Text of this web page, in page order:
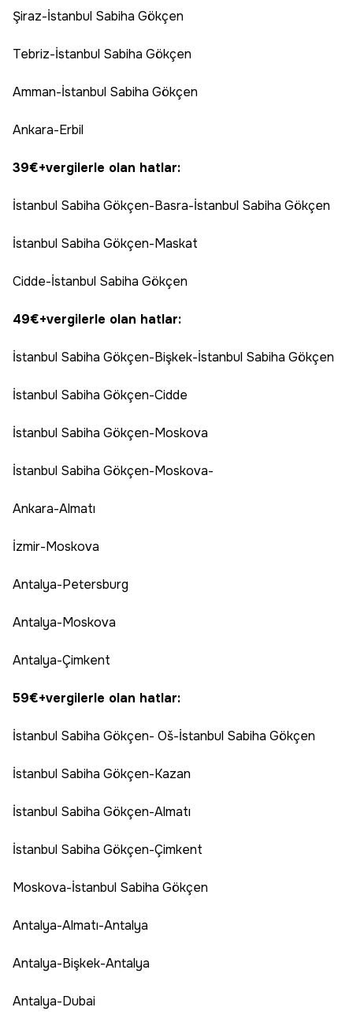
Şiraz-İstanbul Sabiha Gökçen
Tebriz-İstanbul Sabiha Gökçen
Amman-İstanbul Sabiha Gökçen
Ankara-Erbil
39€+vergilerle olan hatlar:
İstanbul Sabiha Gökçen-Basra-İstanbul Sabiha Gökçen
İstanbul Sabiha Gökçen-Maskat
Cidde-İstanbul Sabiha Gökçen
49€+vergilerle olan hatlar:
İstanbul Sabiha Gökçen-Bişkek-İstanbul Sabiha Gökçen
İstanbul Sabiha Gökçen-Cidde
İstanbul Sabiha Gökçen-Moskova
İstanbul Sabiha Gökçen-Moskova-
Ankara-Almatı
İzmir-Moskova
Antalya-Petersburg
Antalya-Moskova
Antalya-Çimkent
59€+vergilerle olan hatlar:
İstanbul Sabiha Gökçen- Oš-İstanbul Sabiha Gökçen
İstanbul Sabiha Gökçen-Kazan
İstanbul Sabiha Gökçen-Almatı
İstanbul Sabiha Gökçen-Çimkent
Moskova-İstanbul Sabiha Gökçen
Antalya-Almatı-Antalya
Antalya-Bişkek-Antalya
Antalya-Dubai